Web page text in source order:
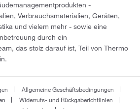
-
Verbrauchsmaterialien, Geräten,
und vielem mehr - sowie eine
durch ein
das stolz darauf ist, Teil von Thermo
Allgemeine Geschäftsbedingungen
Widerrufs- und Rückgaberichtlinien